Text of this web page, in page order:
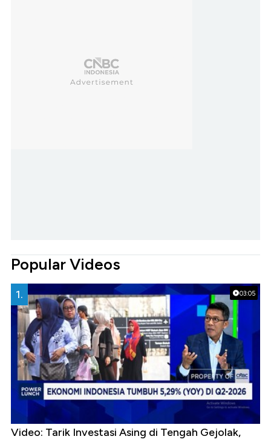
Popular Videos
03:05
1.
Video: Tarik Investasi Asing di Tengah Gejolak,